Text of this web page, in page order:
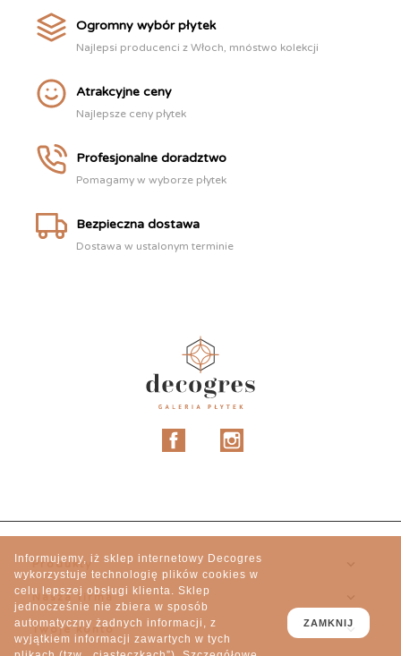
Ogromny wybór płytek
Najlepsi producenci z Włoch, mnóstwo kolekcji
Atrakcyjne ceny
Najlepsze ceny płytek
Profesjonalne doradztwo
Pomagamy w wyborze płytek
Bezpieczna dostawa
Dostawa w ustalonym terminie
Facebook
Produkty
Nasza firma
Twoje konto 
Informujemy, iż sklep internetowy Decogres
wykorzystuje technologię plików cookies w
celu lepszej obsługi klienta. Sklep
jednocześnie nie zbiera w sposób
automatyczny żadnych informacji, z
wyjątkiem informacji zawartych w tych
ZAMKNIJ